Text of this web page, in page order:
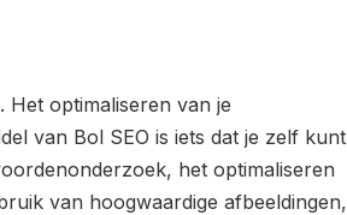
optimaliseren van je
van Bol SEO is iets dat je zelf kunt
het optimaliseren
van hoogwaardige afbeeldingen,